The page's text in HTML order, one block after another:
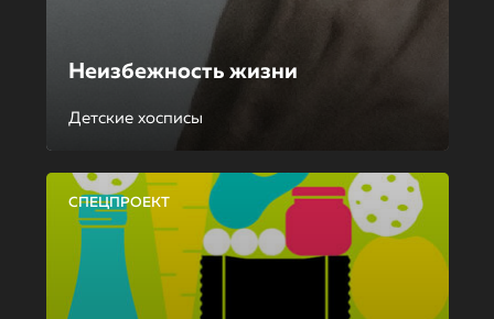
Неизбежность жизни
Детские хосписы
СПЕЦПРОЕКТ